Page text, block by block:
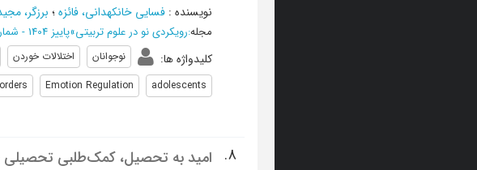
نویسنده : فسایی خانکهدانی، فائزه؛ برزگر،
مجله:رویکردی نو در علوم تربیتی»پاییز 1404 - شماره 25
کلیدواژه ها: نوجوانان اختلالات خوردن
adolescents
Emotion Regulation
8. امید به تحصیل، کمک‌طلبی